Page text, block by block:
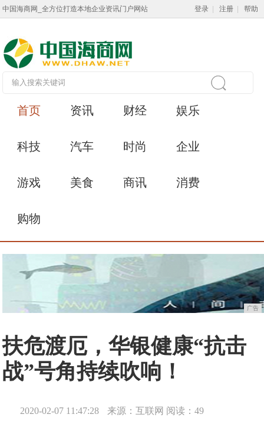
中国海商网_全方位打造本地企业资讯门户网站 登录 注册 帮助
首页 资讯 财经 娱乐
科技 汽车 时尚 企业
游戏 美食 商讯 消费
购物
广告
扶危渡厄，华银健康“抗击
战”号角持续吹响！
2020-02-07 11:47:28 来源：互联网 阅读：49